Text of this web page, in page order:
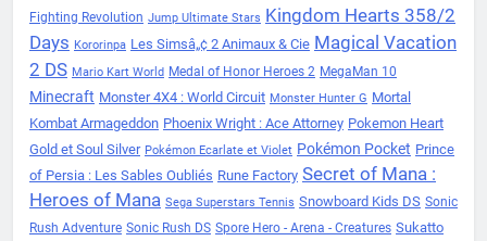
Fighting Revolution Jump Ultimate Stars Kingdom Hearts 358/2
Days Kororinpa Les Simsâ„¢ 2 Animaux & Cie Magical Vacation
2 DS Mario Kart World Medal of Honor Heroes 2 MegaMan 10
Minecraft Monster 4X4 : World Circuit Monster Hunter G Mortal
Kombat Armageddon Phoenix Wright : Ace Attorney Pokemon Heart
Gold et Soul Silver Pokémon Ecarlate et Violet Pokémon Pocket Prince
of Persia : Les Sables Oubliés Rune Factory Secret of Mana :
Heroes of Mana Sega Superstars Tennis Snowboard Kids DS Sonic
Rush Adventure Sonic Rush DS Spore Hero - Arena - Creatures Sukatto